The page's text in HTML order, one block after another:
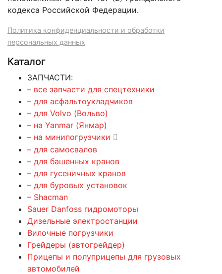
кодекса Российской Федерации.
Политика конфиденциальности и обработки
персональных данных
Каталог
ЗАПЧАСТИ:
– все запчасти для спецтехники
– для асфальтоукладчиков
– для Volvo (Вольво)
– на Yanmar (Янмар)
– на минипогрузчики
– для самосвалов
– для башенных кранов
– для гусеничных кранов
– для буровых установок
– Shacman
Sauer Danfoss гидромоторы
Дизельные электростанции
Вилочные погрузчики
Грейдеры (автогрейдер)
Прицепы и полуприцепы для грузовых
автомобилей